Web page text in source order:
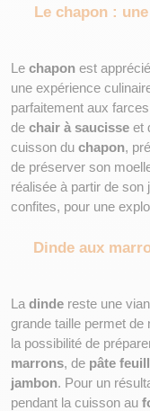
Le chapon :
Le chapon est
une expérience
parfaitement aux
de chair à saucisse et
cuisson du chapon,
de préserver son
réalisée à partir de son
confites, pour une
Dinde aux
La dinde reste une
grande taille permet de
marrons, de pâte
jambon. Pour un
pendant la cuisson au